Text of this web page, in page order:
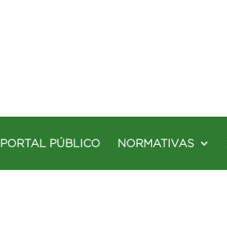
PORTAL PÚBLICO NORMATIVAS